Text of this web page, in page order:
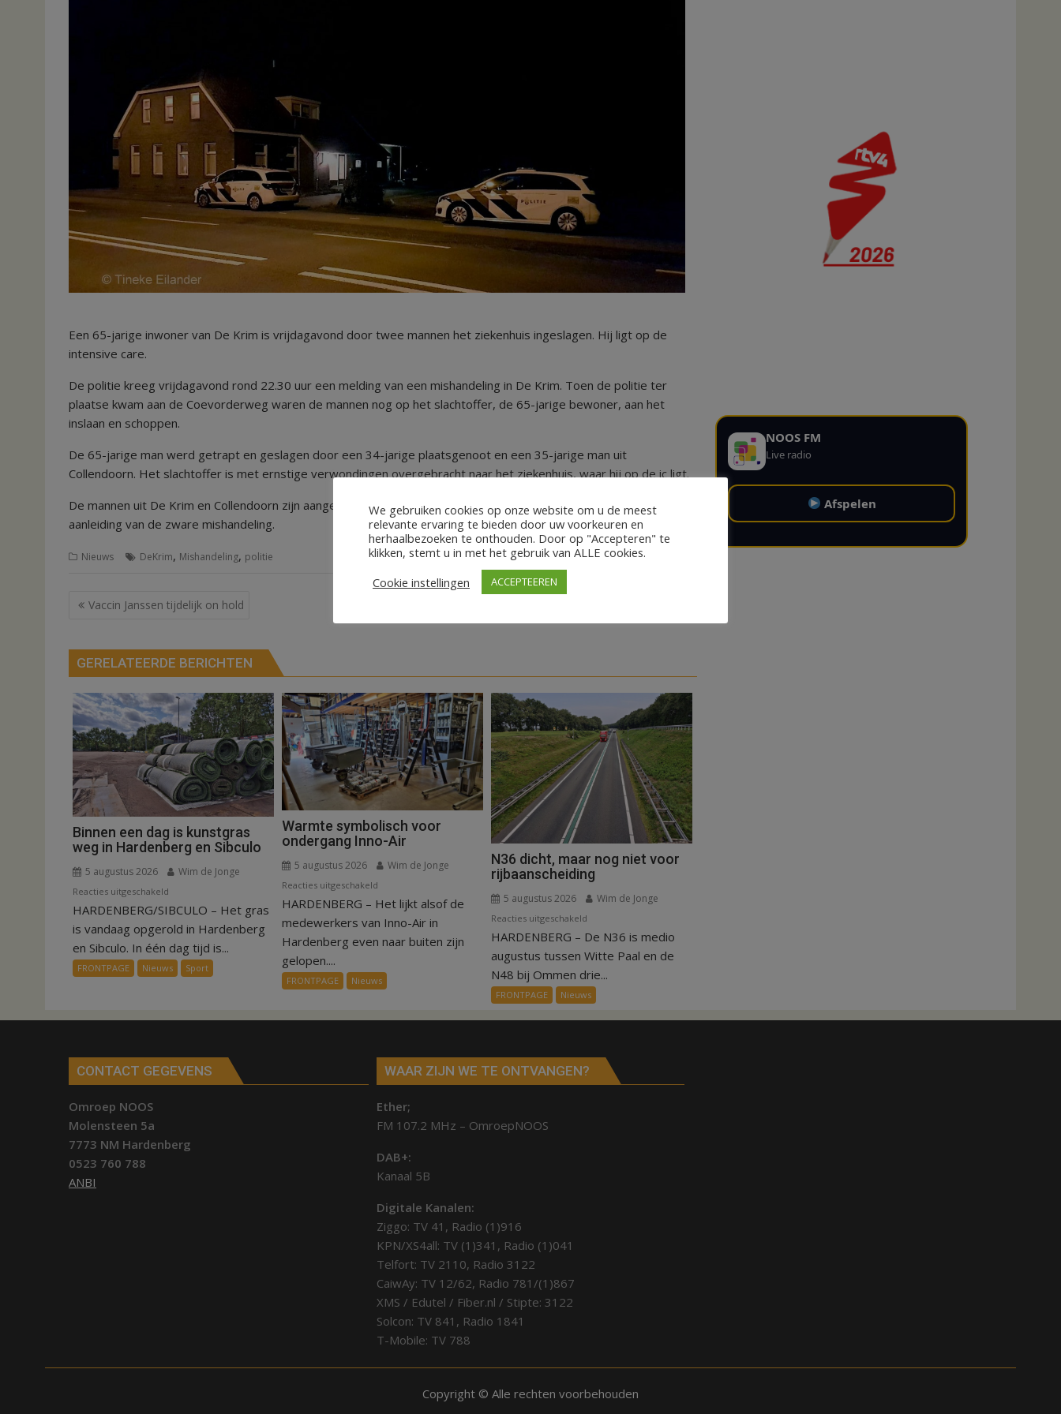
Een 65-jarige inwoner van De Krim is vrijdagavond door twee mannen het ziekenhuis ingeslagen. Hij ligt op de
intensive care.
De politie kreeg vrijdagavond rond 22.30 uur een melding van een mishandeling in De Krim. Toen de politie ter
plaatse kwam aan de Coevorderweg waren de mannen nog op het slachtoffer, de 65-jarige bewoner, aan het
inslaan en schoppen.
De 65-jarige man werd getrapt en geslagen door een 34-jarige plaatsgenoot en een 35-jarige man uit
Collendoorn. Het slachtoffer is met ernstige verwondingen overgebracht naar het ziekenhuis, waar hij op de ic ligt.
De mannen uit De Krim en Collendoorn zijn aangehouden en zitten vast. De politie doet onderzoek naar de
aanleiding van de zware mishandeling.
Nieuws DeKrim, Mishandeling, politie
Bericht
Vaccin Janssen tijdelijk on hold
GERELATEERDE BERICHTEN
Binnen een dag is kunstgras
weg in Hardenberg en Sibculo
5 augustus 2026 Wim de Jonge
Reacties uitgeschakeld
Binnen
een
dag
is
kunstgras
Sibculo
HARDENBERG/SIBCULO – Het gras
is vandaag opgerold in Hardenberg
en Sibculo. In één dag tijd is...
FRONTPAGE Nieuws Sport
Warmte symbolisch voor
ondergang Inno-Air
5 augustus 2026 Wim de Jonge
Reacties uitgeschakeld
Warmte
symbolisch
Inno-
Air
HARDENBERG – Het lijkt alsof de
medewerkers van Inno-Air in
Hardenberg even naar buiten zijn
gelopen....
FRONTPAGE Nieuws
N36 dicht, maar nog niet voor
rijbaanscheiding
5 augustus 2026 Wim de Jonge
Reacties uitgeschakeld
N36
dicht,
maar
nog
niet
voor
HARDENBERG – De N36 is medio
augustus tussen Witte Paal en de
N48 bij Ommen drie...
FRONTPAGE Nieuws
NOOS FM
Live radio
Afspelen
CONTACT GEGEVENS
Omroep NOOS
Molensteen 5a
7773 NM Hardenberg
0523 760 788
ANBI
WAAR ZIJN WE TE ONTVANGEN?
Ether;
FM 107.2 MHz – OmroepNOOS
DAB+:
Kanaal 5B
Digitale Kanalen:
Ziggo: TV 41, Radio (1)916
KPN/XS4all: TV (1)341, Radio (1)041
Telfort: TV 2110, Radio 3122
CaiwAy: TV 12/62, Radio 781/(1)867
XMS / Edutel / Fiber.nl / Stipte: 3122
Solcon: TV 841, Radio 1841
T-Mobile: TV 788
Copyright © Alle rechten voorbehouden
We gebruiken cookies op onze website om u de meest
relevante ervaring te bieden door uw voorkeuren en
herhaalbezoeken te onthouden. Door op "Accepteren" te
klikken, stemt u in met het gebruik van ALLE cookies.
Cookie instellingen
ACCEPTEEREN